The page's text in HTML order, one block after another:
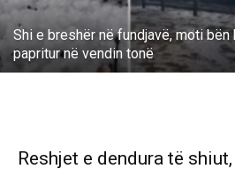
Shi e breshër në fundjavë, moti bën
papritur në vendin tonë
Reshjet e dendura të